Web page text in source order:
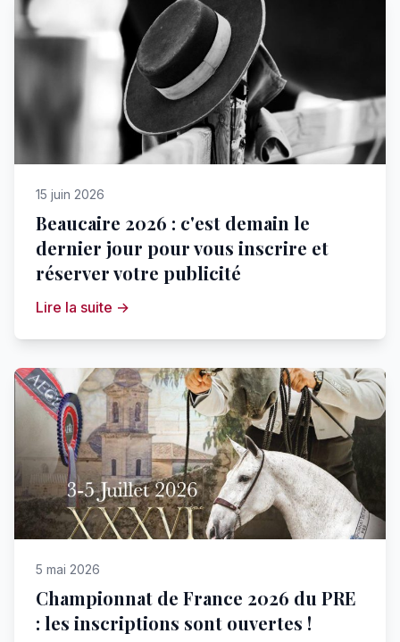
15 juin 2026
Beaucaire 2026 : c'est demain le
dernier jour pour vous inscrire et
réserver votre publicité
Lire la suite →
5 mai 2026
Championnat de France 2026 du PRE
: les inscriptions sont ouvertes !